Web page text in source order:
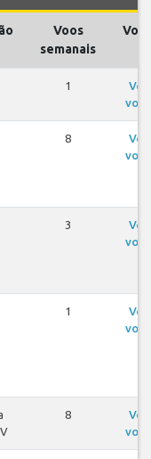
Voos
semanais
1
Ver
voos
8
Ver
voos
3
Ver
voos
1
Ver
voos
8
Ver
voos